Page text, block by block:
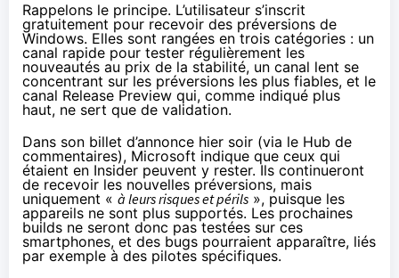
Rappelons le principe. L’utilisateur s’inscrit
gratuitement pour recevoir des préversions de
Windows. Elles sont rangées en trois catégories : un
canal rapide pour tester régulièrement les
nouveautés au prix de la stabilité, un canal lent se
concentrant sur les préversions les plus fiables, et le
canal Release Preview qui, comme indiqué plus
haut, ne sert que de validation.
Dans son billet d’annonce hier soir (via le Hub de
commentaires), Microsoft indique que ceux qui
étaient en Insider peuvent y rester. Ils continueront
de recevoir les nouvelles préversions, mais
uniquement « à leurs risques et périls », puisque les
appareils ne sont plus supportés. Les prochaines
builds ne seront donc pas testées sur ces
smartphones, et des bugs pourraient apparaître, liés
par exemple à des pilotes spécifiques.